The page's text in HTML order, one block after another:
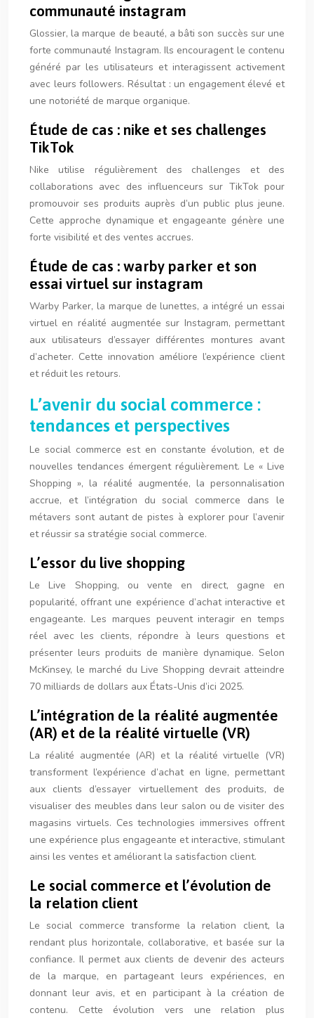
communauté instagram
Glossier, la marque de beauté, a bâti son succès sur une
forte communauté Instagram. Ils encouragent le contenu
généré par les utilisateurs et interagissent activement
avec leurs followers. Résultat : un engagement élevé et
une notoriété de marque organique.
Étude de cas : nike et ses challenges
TikTok
Nike utilise régulièrement des challenges et des
collaborations avec des influenceurs sur TikTok pour
promouvoir ses produits auprès d’un public plus jeune.
Cette approche dynamique et engageante génère une
forte visibilité et des ventes accrues.
Étude de cas : warby parker et son
essai virtuel sur instagram
Warby Parker, la marque de lunettes, a intégré un essai
virtuel en réalité augmentée sur Instagram, permettant
aux utilisateurs d’essayer différentes montures avant
d’acheter. Cette innovation améliore l’expérience client
et réduit les retours.
L’avenir du social commerce :
tendances et perspectives
Le social commerce est en constante évolution, et de
nouvelles tendances émergent régulièrement. Le « Live
Shopping », la réalité augmentée, la personnalisation
accrue, et l’intégration du social commerce dans le
métavers sont autant de pistes à explorer pour l’avenir
et réussir sa stratégie social commerce.
L’essor du live shopping
Le Live Shopping, ou vente en direct, gagne en
popularité, offrant une expérience d’achat interactive et
engageante. Les marques peuvent interagir en temps
réel avec les clients, répondre à leurs questions et
présenter leurs produits de manière dynamique. Selon
McKinsey, le marché du Live Shopping devrait atteindre
70 milliards de dollars aux États-Unis d’ici 2025.
L’intégration de la réalité augmentée
(AR) et de la réalité virtuelle (VR)
La réalité augmentée (AR) et la réalité virtuelle (VR)
transforment l’expérience d’achat en ligne, permettant
aux clients d’essayer virtuellement des produits, de
visualiser des meubles dans leur salon ou de visiter des
magasins virtuels. Ces technologies immersives offrent
une expérience plus engageante et interactive, stimulant
ainsi les ventes et améliorant la satisfaction client.
Le social commerce et l’évolution de
la relation client
Le social commerce transforme la relation client, la
rendant plus horizontale, collaborative, et basée sur la
confiance. Il permet aux clients de devenir des acteurs
de la marque, en partageant leurs expériences, en
donnant leur avis, et en participant à la création de
contenu. Cette évolution vers une relation plus